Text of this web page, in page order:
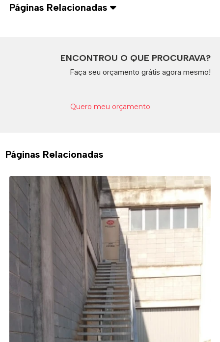
Páginas Relacionadas
ENCONTROU O QUE PROCURAVA?
Faça seu orçamento grátis agora mesmo!
Quero meu orçamento
Páginas Relacionadas